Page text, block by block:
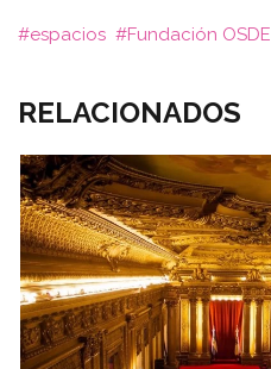
espacios Fundación OSDE
RELACIONADOS